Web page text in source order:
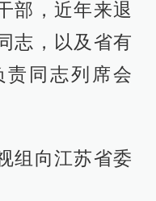
部，近年来退
志，以及省有
同志列席会
组向江苏省委